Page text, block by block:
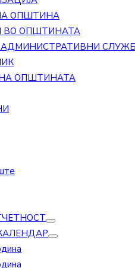
ОПШТИНА
ВО ОПШТИНАТА
АДМИНИСТРАТИВНИ
ОПШТИНАТА